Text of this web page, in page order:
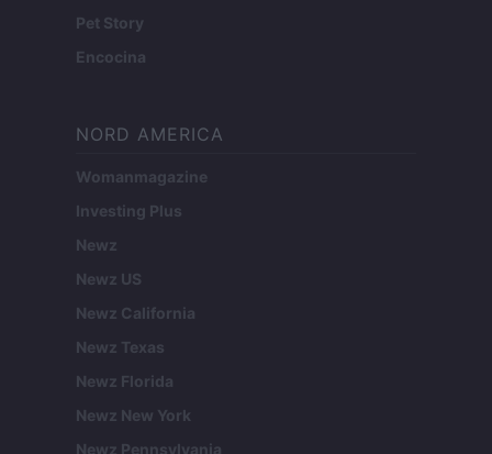
Pet Story
Encocina
NORD AMERICA
Womanmagazine
Investing Plus
Newz
Newz US
Newz California
Newz Texas
Newz Florida
Newz New York
Newz Pennsylvania